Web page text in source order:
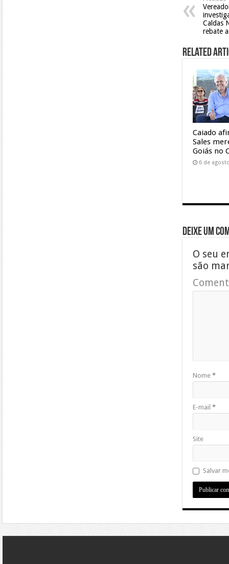
Caldas
rebate
Related
Caiado
Sales
Goiás no
6 de
Deixe um
O seu
são
Nome *
E-mail *
Site
Salvar